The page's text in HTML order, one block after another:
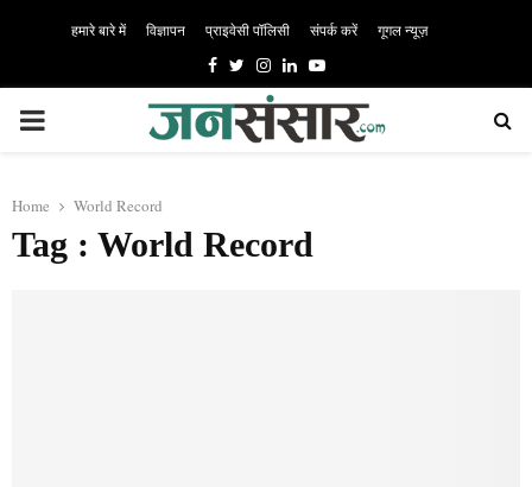
हमारे बारे में विज्ञापन प्राइवेसी पॉलिसी संपर्क करें गूगल न्यूज़
Facebook
TwitterInstagram
LinkedinYoutube
PRIMARY
Home World Record
Tag : World Record